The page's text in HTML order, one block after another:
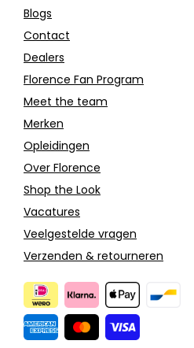
Blogs
Contact
Dealers
Florence Fan Program
Meet the team
Merken
Opleidingen
Over Florence
Shop the Look
Vacatures
Veelgestelde vragen
Verzenden & retourneren